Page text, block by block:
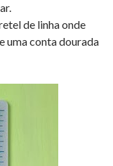
de linha onde
uma conta dourada